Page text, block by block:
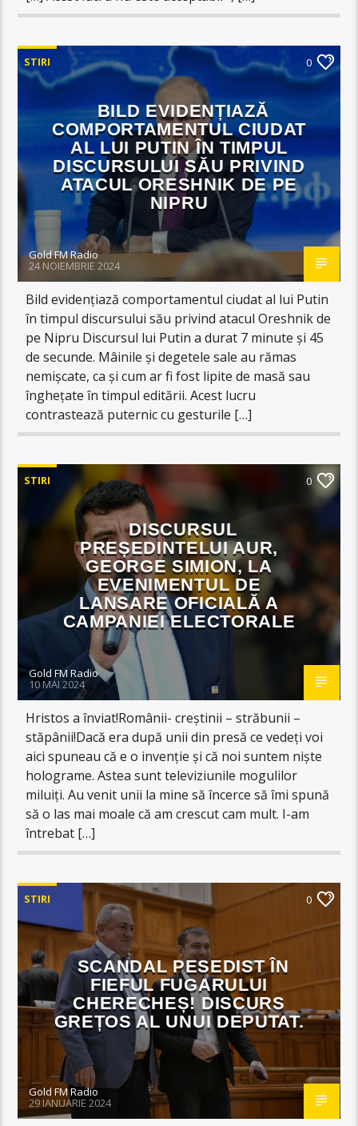
STIRI 0
BILD EVIDENȚIAZĂ
COMPORTAMENTUL CIUDAT
AL LUI PUTIN ÎN TIMPUL
DISCURSULUI SĂU PRIVIND
ATACUL ORESHNIK DE PE
NIPRU
Gold FM Radio
24 NOIEMBRIE 2024
Bild evidențiază comportamentul ciudat al lui Putin
în timpul discursului său privind atacul Oreshnik de
pe Nipru Discursul lui Putin a durat 7 minute și 45
de secunde. Mâinile și degetele sale au rămas
nemișcate, ca și cum ar fi fost lipite de masă sau
înghețate în timpul editării. Acest lucru
contrastează puternic cu gesturile […]
STIRI 0
DISCURSUL
PREȘEDINTELUI AUR,
GEORGE SIMION, LA
EVENIMENTUL DE
LANSARE OFICIALĂ A
CAMPANIEI ELECTORALE
Gold FM Radio
10 MAI 2024
Hristos a înviat!Românii- creștinii – străbunii –
stăpânii!Dacă era după unii din presă ce vedeți voi
aici spuneau că e o invenție și că noi suntem niște
holograme. Astea sunt televiziunile mogulilor
miluiți. Au venit unii la mine să încerce să îmi spună
să o las mai moale că am crescut cam mult. I-am
întrebat […]
STIRI 0
SCANDAL PESEDIST ÎN
FIEFUL FUGARULUI
CHERECHEȘ! DISCURS
GREȚOS AL UNUI DEPUTAT.
Gold FM Radio
29 IANUARIE 2024